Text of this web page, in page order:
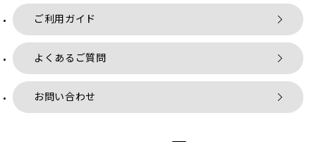
ご利用ガイド
よくあるご質問
お問い合わせ